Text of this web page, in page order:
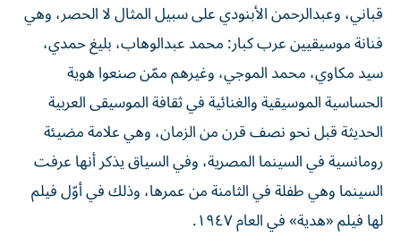
قباني، وعبدالرحمن الأبنودي على سبيل المثال لا الحصر، وهي
فنانة موسيقيين عرب كبار: محمد عبدالوهاب، بليغ حمدي،
سيد مكاوي، محمد الموجي، وغيرهم ممّن صنعوا هوية
الحساسية الموسيقية والغنائية في ثقافة الموسيقى العربية
الحديثة قبل نحو نصف قرن من الزمان، وهي علامة مضيئة
رومانسية في السينما المصرية، وفي السياق يذكر أنها عرفت
السينما وهي طفلة في الثامنة من عمرها، وذلك في أوّل فيلم
لها فيلم «هدية» في العام ١٩٤٧.